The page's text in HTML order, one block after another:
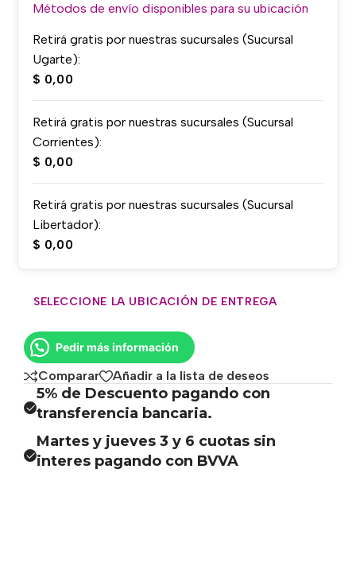
Métodos de envío disponibles para su ubicación
Retirá gratis por nuestras sucursales (Sucursal
Ugarte):
$ 0,00
Retirá gratis por nuestras sucursales (Sucursal
Corrientes):
$ 0,00
Retirá gratis por nuestras sucursales (Sucursal
Libertador):
$ 0,00
SELECCIONE LA UBICACIÓN DE ENTREGA
Pedir más información
Comparar Añadir a la lista de deseos
5% de Descuento pagando con
transferencia bancaria.
Martes y jueves 3 y 6 cuotas sin
interes pagando con BVVA